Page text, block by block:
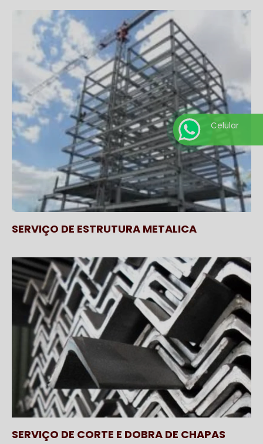
SERVIÇO DE ESTRUTURA METALICA
SERVIÇO DE CORTE E DOBRA DE CHAPAS
Celular